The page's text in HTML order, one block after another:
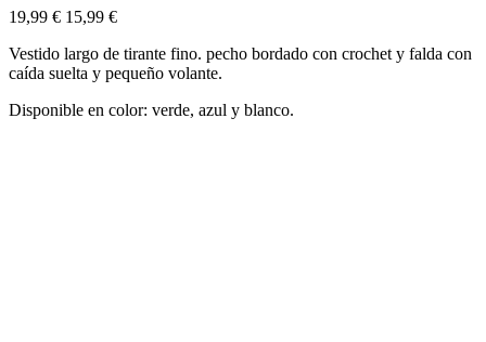
19,99 € 15,99 €
Vestido largo de tirante fino. pecho bordado con crochet y falda con
caída suelta y pequeño volante.
Disponible en color: verde, azul y blanco.